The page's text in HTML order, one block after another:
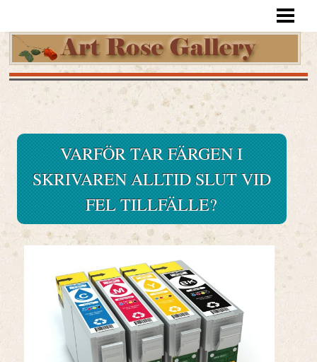
VARFÖR TAR FÄRGEN I
SKRIVAREN ALLTID SLUT VID
FEL TILLFÄLLE?